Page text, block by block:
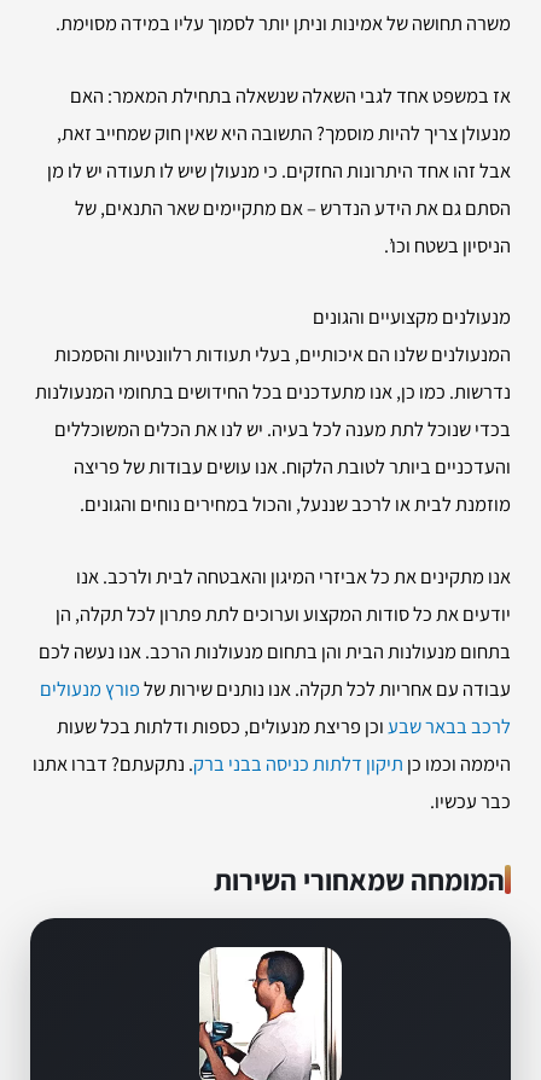
משרה תחושה של אמינות וניתן יותר לסמוך עליו במידה מסוימת.
אז במשפט אחד לגבי השאלה שנשאלה בתחילת המאמר: האם
מנעולן צריך להיות מוסמך? התשובה היא שאין חוק שמחייב זאת,
אבל זהו אחד היתרונות החזקים. כי מנעולן שיש לו תעודה יש לו מן
הסתם גם את הידע הנדרש – אם מתקיימים שאר התנאים, של
הניסיון בשטח וכו’.
מנעולנים מקצועיים והגונים
המנעולנים שלנו הם איכותיים, בעלי תעודות רלוונטיות והסמכות
נדרשות. כמו כן, אנו מתעדכנים בכל החידושים בתחומי המנעולנות
בכדי שנוכל לתת מענה לכל בעיה. יש לנו את הכלים המשוכללים
והעדכניים ביותר לטובת הלקוח. אנו עושים עבודות של פריצה
מוזמנת לבית או לרכב שננעל, והכול במחירים נוחים והגונים.
אנו מתקינים את כל אביזרי המיגון והאבטחה לבית ולרכב. אנו
יודעים את כל סודות המקצוע וערוכים לתת פתרון לכל תקלה, הן
בתחום מנעולנות הבית והן בתחום מנעולנות הרכב. אנו נעשה לכם
עבודה עם אחריות לכל תקלה. אנו נותנים שירות שלפורץ מנעולים
לרכב בבאר שבעוכן פריצת מנעולים, כספות ודלתות בכל שעות
היממה וכמו כן תיקון דלתות כניסה בבני ברק. נתקעתם? דברו אתנו
כבר עכשיו.
המומחה שמאחורי השירות